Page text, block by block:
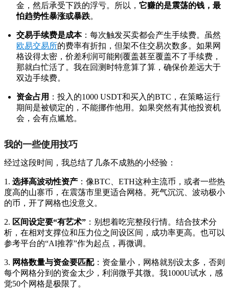
金，然后承受下跌的浮亏。所以， 它赚的是震荡的钱，最
怕趋势性暴涨或暴跌。
交易手续费是成本：每次触发买卖都会产生手续费。虽然
欧易交易所的费率有折扣，但架不住交易次数多。如果网
格设得太密，价差利润可能刚覆盖甚至覆盖不了手续费，
那就白忙活了。我在回测时特意算了算，确保价差远大于
双边手续费。
资金占用 ：投入的1000 USDT和买入的BTC，在策略运行
期间是被锁定的，不能挪作他用。如果突然有其他投资机
会，会有点尴尬。
我的一些使用技巧
经过这段时间，我总结了几条不成熟的小经验：
1. 选择高波动性资产 ：像BTC、ETH这种主流币，或者一些热
度高的山寨币，在震荡市里更适合网格。死气沉沉、波动极小
的币，开了网格也没意义。
2. 区间设定要“有艺术” ：别想着吃完整段行情。结合技术分
析，在相对支撑位和压力位之间设区间，成功率更高。也可以
参考平台的“AI推荐”作为起点，再微调。
3. 网格数量与资金要匹配：资金量小，网格就别设太多，否则
每个网格分到的资金太少，利润微乎其微。我1000U试水，感
觉50个网格是极限了。